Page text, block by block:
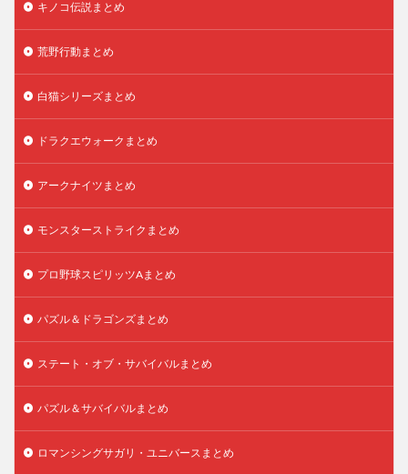
キノコ伝説まとめ
荒野行動まとめ
白猫シリーズまとめ
ドラクエウォークまとめ
アークナイツまとめ
モンスターストライクまとめ
プロ野球スピリッツAまとめ
パズル＆ドラゴンズまとめ
ステート・オブ・サバイバルまとめ
パズル＆サバイバルまとめ
ロマンシングサガリ・ユニバースまとめ